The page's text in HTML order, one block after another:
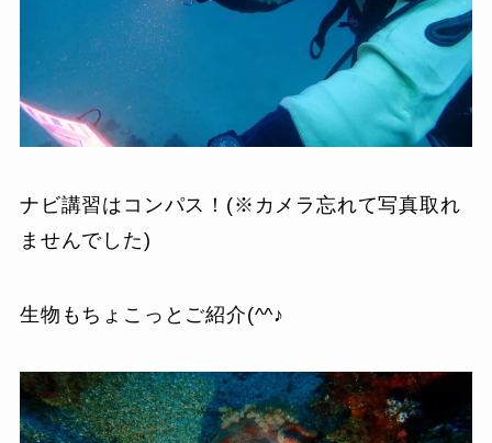
ナビ講習はコンパス！(※カメラ忘れて写真取れ
ませんでした)
生物もちょこっとご紹介(^^♪